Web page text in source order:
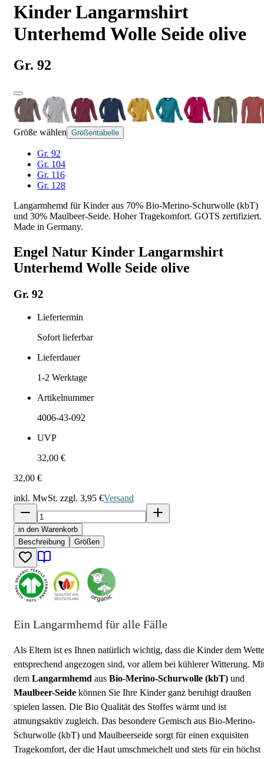
Kinder Langarmshirt
Unterhemd Wolle Seide olive
Gr. 92
Größe wählen Größentabelle
Gr. 92
Gr. 104
Gr. 116
Gr. 128
Langarmhemd für Kinder aus 70% Bio-Merino-Schurwolle (kbT)
und 30% Maulbeer-Seide. Hoher Tragekomfort. GOTS zertifiziert.
Made in Germany.
Engel Natur Kinder Langarmshirt
Unterhemd Wolle Seide olive
Gr. 92
Liefertermin
Sofort lieferbar
Lieferdauer
1-2 Werktage
Artikelnummer
4006-43-092
UVP
32,00 €
32,00 €
inkl. MwSt. zzgl. 3,95 €Versand
in den Warenkorb
Beschreibung
Größen
Ein Langarmhemd für alle Fälle
Als Eltern ist es Ihnen natürlich wichtig, dass die Kinder dem
entsprechend angezogen sind, vor allem bei kühlerer Witterung.
dem Langarmhemd aus Bio-Merino-Schurwolle (kbT) und
Maulbeer-Seide können Sie Ihre Kinder ganz beruhigt draußen
spielen lassen. Die Bio Qualität des Stoffes wärmt und ist
atmungsaktiv zugleich. Das besondere Gemisch aus Bio-Merino-
Schurwolle (kbT) und Maulbeerseide sorgt für einen exquisiten
Tragekomfort, der die Haut umschmeichelt und stets für ein höchst